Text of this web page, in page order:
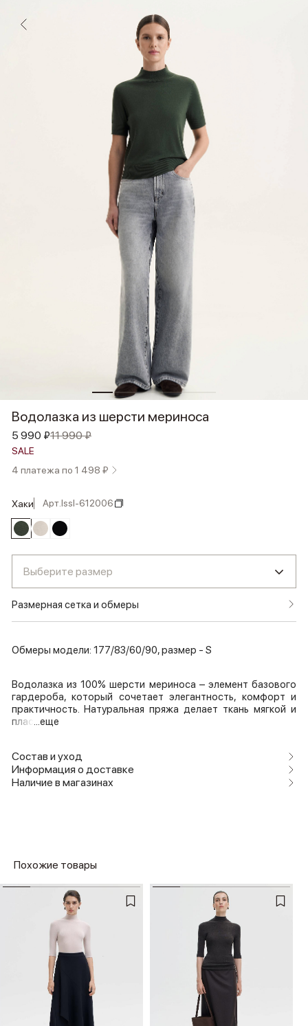
Водолазка из шерсти мериноса
5 990 ₽11 990 ₽
SALE
4 платежа по 1 498 ₽
хаки Арт.lssl-612006
Выберите размер
Размерная сетка и обмеры
Обмеры модели: 177/83/60/90, размер - S
Водолазка из 100% шерсти мериноса – элемент базового
гардероба, который сочетает элегантность, комфорт и
практичность. Натуральная пряжа делает ткань мягкой и
плас ...еще
Состав и уход
Информация о доставке
Наличие в магазинах
Похожие товары